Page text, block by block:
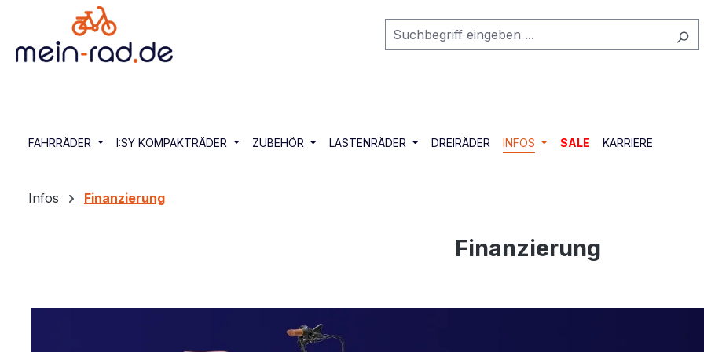
Zur Hauptnavigation springen
FAHRRÄDER I:SY KOMPAKTRÄDER ZUBEHÖR LASTENRÄDER DREIRÄDER INFOS SALE KARRIERE
Infos Finanzierung
Finanzierung